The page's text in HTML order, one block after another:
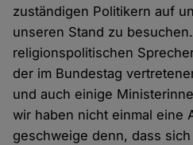
zuständigen Politikern auf
unseren Stand zu
religionspolitischen
der im Bundestag
und auch einige
wir haben nicht einmal eine
geschweige denn, dass